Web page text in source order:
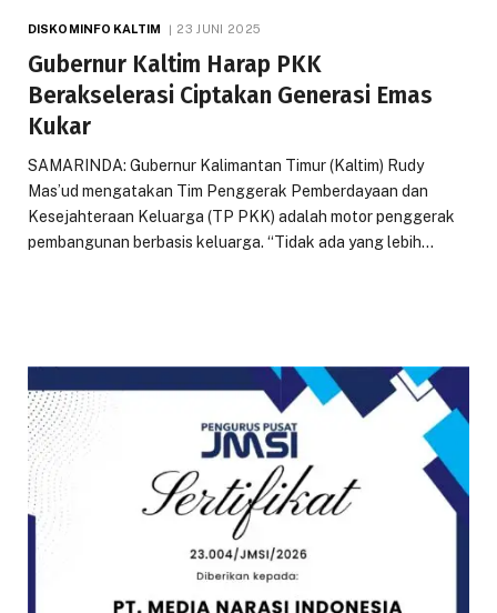
DISKOMINFO KALTIM 23 JUNI 2025
Gubernur Kaltim Harap PKK
Berakselerasi Ciptakan Generasi Emas
Kukar
SAMARINDA: Gubernur Kalimantan Timur (Kaltim) Rudy
Mas’ud mengatakan Tim Penggerak Pemberdayaan dan
Kesejahteraan Keluarga (TP PKK) adalah motor penggerak
pembangunan berbasis keluarga. “Tidak ada yang lebih…